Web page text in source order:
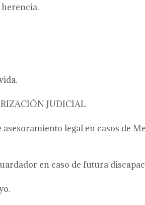
JUDICIAL
legal en casos de
en caso de futura